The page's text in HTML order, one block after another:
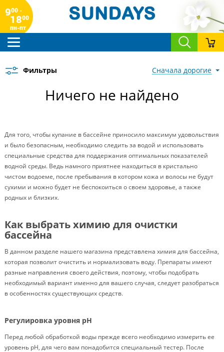
900 -
1800
пн-пт
Фильтры сначала дорогие
Ничего не найдено
Для того, чтобы купание в бассейне приносило максимум удовольствия
и было безопасным, необходимо следить за водой и использовать
специальные средства для поддержания оптимальных показателей
водной среды. Ведь намного приятнее находиться в кристально
чистом водоеме, после пребывания в котором кожа и волосы не будут
сухими и можно будет не беспокоиться о своем здоровье, а также
родных и близких.
Как выбрать химию для очистки
бассейна
В данном разделе нашего магазина представлена химия для бассейна,
которая позволит очистить и нормализовать воду. Препараты имеют
разные направления своего действия, поэтому, чтобы подобрать
необходимый вариант именно для вашего случая, следует разобраться
в особенностях существующих средств.
Регулировка уровня pH
Перед любой обработкой воды прежде всего необходимо измерить ее
уровень pH, для чего вам понадобится специальный тестер. После